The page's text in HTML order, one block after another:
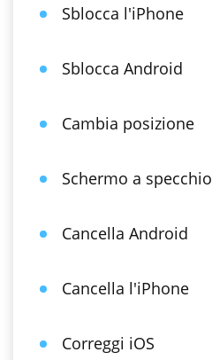
Sblocca l'iPhone
Sblocca Android
Cambia posizione
Schermo a specchio
Cancella Android
Cancella l'iPhone
Correggi iOS